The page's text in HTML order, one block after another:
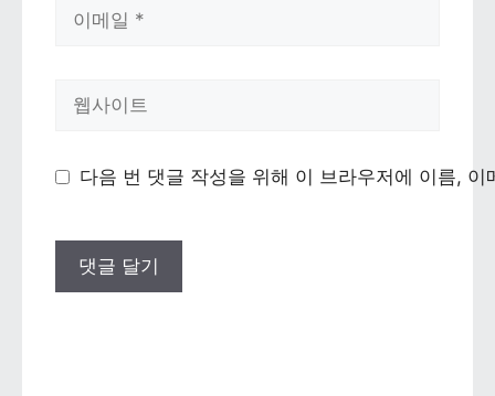
다음 번 댓글 작성을 위해 이 브라우저에 이름,